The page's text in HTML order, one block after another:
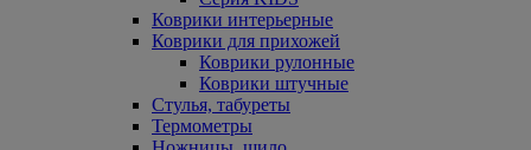
Коврики интерьерные
Коврики для прихожей
Коврики рулонные
Коврики штучные
Стулья, табуреты
Термометры